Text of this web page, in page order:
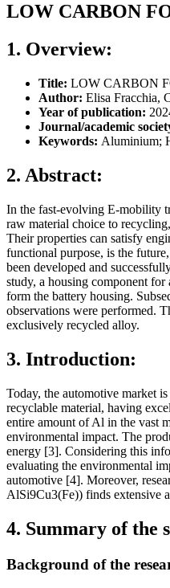
LOW CARBON
1. Overview:
Title: LOW CARBON
Author: Elisa Fracchia,
Year of publication:
Journal/academic
Keywords: Aluminium;
2. Abstract:
In the fast-evolving E-mobility
raw material choice to
Their properties can satisfy
functional purpose, is the
been developed and
study, a housing component
form the battery housing.
observations were performed.
exclusively recycled alloy.
3. Introduction:
Today, the automotive market
recyclable material, having
entire amount of Al in the vast
environmental impact. The
energy [3]. Considering this
evaluating the environmental
automotive [4]. Moreover,
AlSi9Cu3(Fe)) finds extensive
4. Summary of the
Background of the